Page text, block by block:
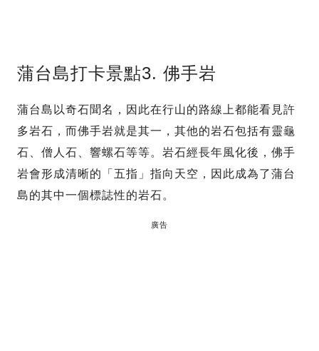
蒲台島打卡景點3. 佛手岩
蒲台島以奇石聞名，因此在行山的路線上都能看見許
多岩石，而佛手岩就是其一，其他的岩石包括有靈龜
石、僧人石、響螺石等等。岩石經長年風化後，佛手
岩會形成清晰的「五指」指向天空，因此成為了蒲台
島的其中一個標誌性的岩石。
廣告